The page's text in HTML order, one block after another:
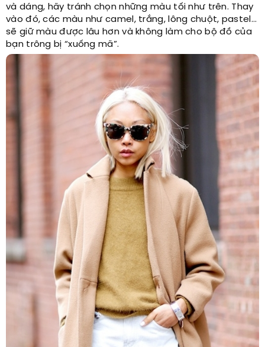
và dáng, hãy tránh chọn những màu tối như trên. Thay
vào đó, các màu như camel, trắng, lông chuột, pastel…
sẽ giữ màu được lâu hơn và không làm cho bộ đồ của
bạn trông bị “xuống mã”.